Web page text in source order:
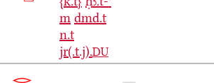
m dmd.t
n.t
jr(.t.j).DU